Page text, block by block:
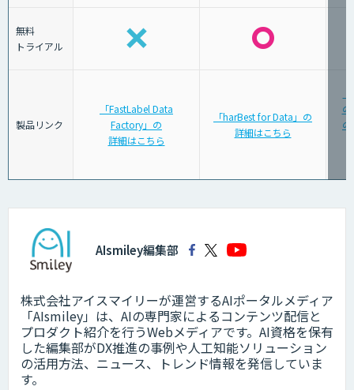
無料
トライアル
製品リンク
「FastLabel Data
Factory」の
詳細はこちら
「harBest for Data」の
詳細はこちら
AIsmiley編集部
株式会社アイスマイリーが運営するAIポータルメディア
「AIsmiley」は、AIの専門家によるコンテンツ配信と
プロダクト紹介を行うWebメディアです。AI資格を保有
した編集部がDX推進の事例や人工知能ソリューション
の活用方法、ニュース、トレンド情報を発信していま
す。